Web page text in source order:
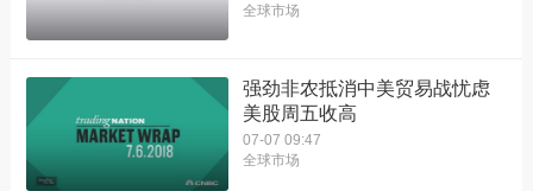
全球市场
强劲非农抵消中美贸易战忧虑
美股周五收高
07-07 09:47
全球市场